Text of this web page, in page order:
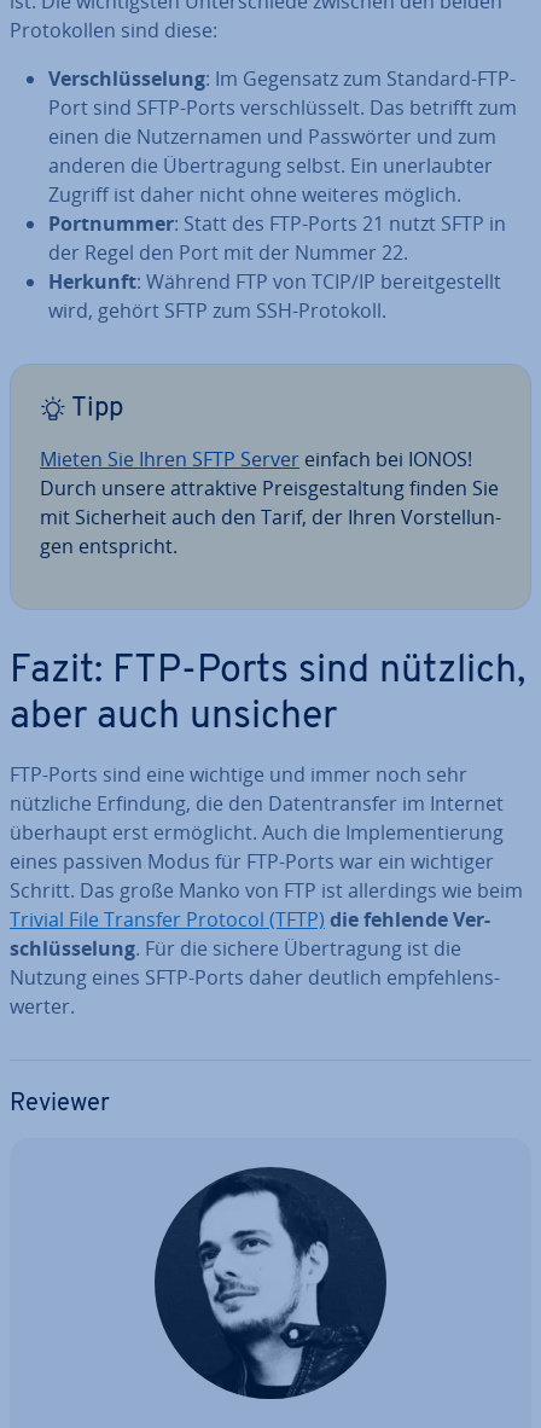
Pro­to­kol­len sind diese:
Ver­schlüs­se­lung: Im Gegensatz zum Standard-FTP-
Port sind SFTP-Ports ver­schlüs­selt. Das betrifft zum
einen die Nut­zer­na­men und Pass­wör­ter und zum
anderen die Über­tra­gung selbst. Ein un­er­laub­ter
Zugriff ist daher nicht ohne weiteres möglich.
Port­num­mer: Statt des FTP-Ports 21 nutzt SFTP in
der Regel den Port mit der Nummer 22.
Herkunft: Während FTP von TCIP/IP be­reit­ge­stellt
wird, gehört SFTP zum SSH-Protokoll.
Tipp
Mieten Sie Ihren SFTP Server einfach bei IONOS!
Durch unsere at­trak­ti­ve Preis­ge­stal­tung finden Sie
mit Si­cher­heit auch den Tarif, der Ihren Vor­stel­lun­
gen ent­spricht.
Fazit: FTP-Ports sind nützlich,
aber auch unsicher
FTP-Ports sind eine wichtige und immer noch sehr
nützliche Erfindung, die den Da­ten­trans­fer im Internet
überhaupt erst er­mög­licht. Auch die Im­ple­men­tie­rung
eines passiven Modus für FTP-Ports war ein wichtiger
Schritt. Das große Manko von FTP ist al­ler­dings wie beim
Trivial File Transfer Protocol (TFTP) die fehlende Ver­
schlüs­se­lung. Für die sichere Über­tra­gung ist die
Nutzung eines SFTP-Ports daher deutlich emp­feh­lens­
wer­ter.
Reviewer